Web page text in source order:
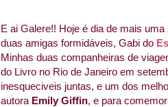
E ai Galere!! Hoje é dia de mais
duas amigas formidáveis, Gabi do
Minhas duas companheiras de
do Livro no Rio de Janeiro em
inesqueciveis juntas, e um dos
autora Emily Giffin, e para